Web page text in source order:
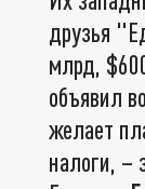
друзья
млрд,
объявил
желает
налоги, –